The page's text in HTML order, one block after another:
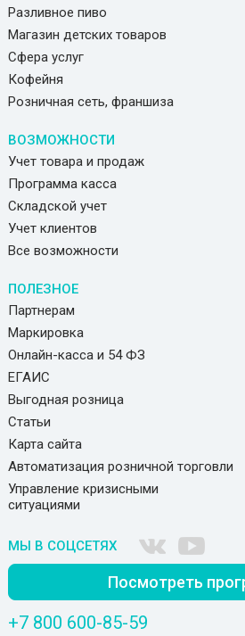
Разливное пиво
Магазин детских товаров
Сфера услуг
Кофейня
Розничная сеть, франшиза
ВОЗМОЖНОСТИ
Учет товара и продаж
Программа касса
Складской учет
Учет клиентов
Все возможности
ПОЛЕЗНОЕ
Партнерам
Маркировка
Онлайн-касса и 54 ФЗ
ЕГАИС
Выгодная розница
Статьи
Карта сайта
Автоматизация розничной торговли
Управление кризисными
ситуациями
МЫ В СОЦСЕТЯХ
Посмотреть
+7 800 600-85-59